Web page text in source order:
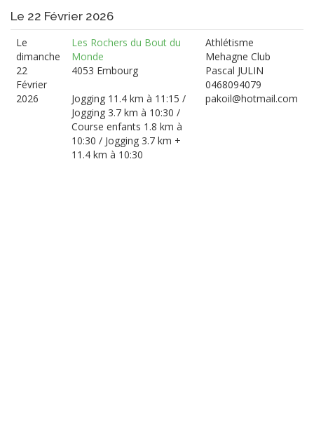
Le 22 Février 2026
Le
dimanche
22
Février
2026
Les Rochers du Bout du
Monde
4053 Embourg
Jogging 11.4 km à 11:15 /
Jogging 3.7 km à 10:30 /
Course enfants 1.8 km à
10:30 / Jogging 3.7 km +
11.4 km à 10:30
Athlétisme
Mehagne Club
Pascal JULIN
0468094079
pakoil@hotmail.com